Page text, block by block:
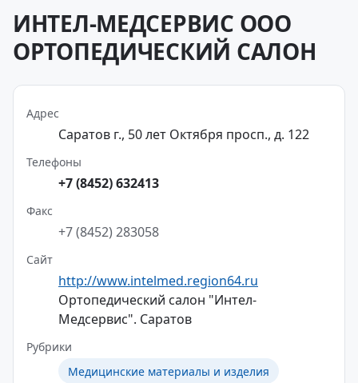
ИНТЕЛ-МЕДСЕРВИС ООО
ОРТОПЕДИЧЕСКИЙ САЛОН
Адрес
Саратов г., 50 лет Октября просп., д. 122
Телефоны
+7 (8452) 632413
Факс
+7 (8452) 283058
Сайт
http://www.intelmed.region64.ru
Ортопедический салон "Интел-
Медсервис". Саратов
Рубрики
Медицинские материалы и изделия